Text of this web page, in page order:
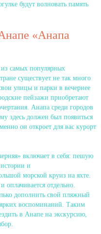
будут волновать память
«Анапа
самых популярных
существует не так много
улицы и парки в вечернее
пейзажи приобретают
Анапа среди городов
здесь должен был появиться
он откроет для вас курорт
включает в себя: пешую
и
морской круиз на яхте.
оплачивается отдельно.
дополнить свой пляжный
воспоминаний. Таким
в Анапе на экскурсию,